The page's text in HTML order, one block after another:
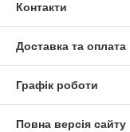
Контакти
Доставка та оплата
Графік роботи
Повна версія сайту